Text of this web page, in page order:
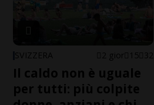
SVIZZERA 2 gior 15 32
Il caldo non è uguale
per tutti: più colpite